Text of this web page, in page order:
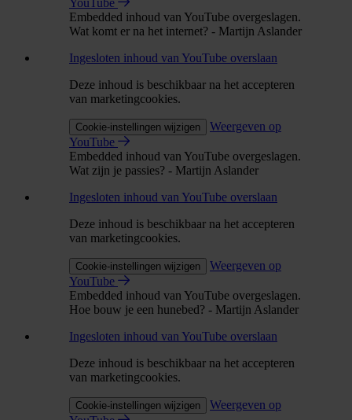
Embedded inhoud van YouTube overgeslagen.
Wat komt er na het internet? - Martijn Aslander
Ingesloten inhoud van YouTube overslaan
Deze inhoud is beschikbaar na het accepteren
van marketingcookies.
Cookie-instellingen wijzigen
Weergeven op
YouTube
Embedded inhoud van YouTube overgeslagen.
Wat zijn je passies? - Martijn Aslander
Ingesloten inhoud van YouTube overslaan
Deze inhoud is beschikbaar na het accepteren
van marketingcookies.
Cookie-instellingen wijzigen
Weergeven op
YouTube
Embedded inhoud van YouTube overgeslagen.
Hoe bouw je een hunebed? - Martijn Aslander
Ingesloten inhoud van YouTube overslaan
Deze inhoud is beschikbaar na het accepteren
van marketingcookies.
Cookie-instellingen wijzigen
Weergeven op